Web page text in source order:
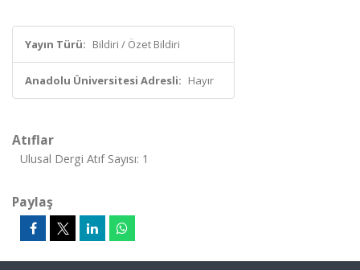
Yayın Türü: Bildiri / Özet Bildiri
Anadolu Üniversitesi Adresli: Hayır
Atıflar
Ulusal Dergi Atıf Sayısı: 1
Paylaş